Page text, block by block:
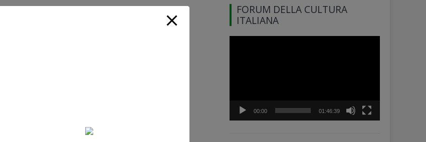
FORUM DELLA CULTURA
ITALIANA
00:00 01:46:39